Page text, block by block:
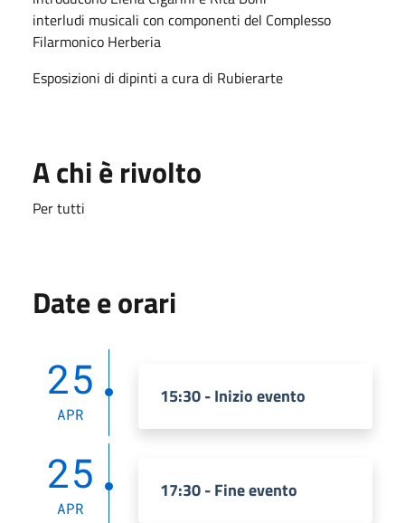
interludi musicali con componenti del Complesso
Filarmonico Herberia
Esposizioni di dipinti a cura di Rubierarte
A chi è rivolto
Per tutti
Date e orari
25
APR
15:30 - Inizio evento
25
APR
17:30 - Fine evento